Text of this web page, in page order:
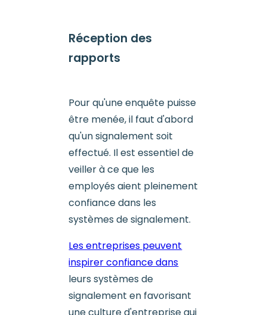
Réception des
rapports
Pour qu'une enquête puisse
être menée, il faut d'abord
qu'un signalement soit
effectué. Il est essentiel de
veiller à ce que les
employés aient pleinement
confiance dans les
systèmes de signalement.
Les entreprises peuvent
inspirer confiance dans
leurs systèmes de
signalement en favorisant
une culture d'entreprise qui